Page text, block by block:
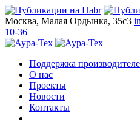
Москва, Малая Ордынка, 35с3
10-36
Поддержка
О нас
Проекты
Новости
Контакты